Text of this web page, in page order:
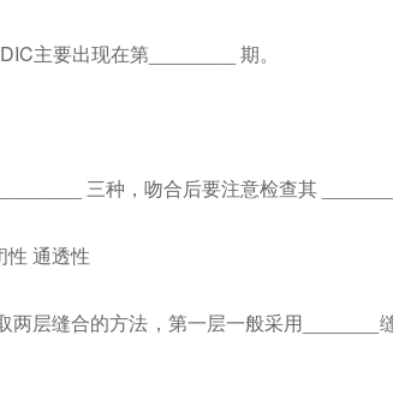
主要出现在第________ 期。
三种，吻合后要注意检查其
通透性
层缝合的方法，第一层一般采用_______